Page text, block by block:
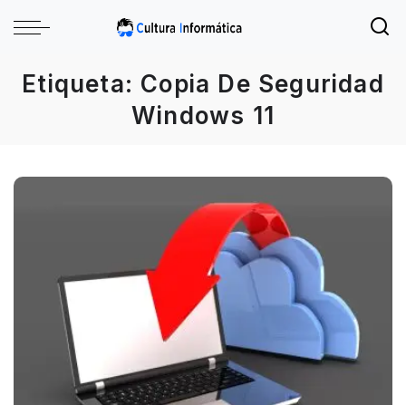
Etiqueta: Copia De Seguridad
Windows 11